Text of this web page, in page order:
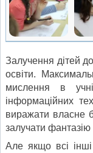
Залучення дітей
освіти.
мислення в
інформаційних
виражати власне
залучати фантазію
Але якщо всі